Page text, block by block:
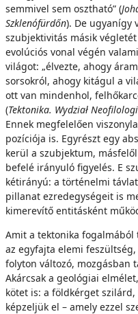
semmivel sem osztható” (
Szklenófürdőn). De ugyanígy
szubjektivitás másik
evolúciós vonal végén
világot: „élvezte, ahogy
sorsokról, ahogy kitágul a
ott van mindenhol,
(Tektonika. Wydział
Ennek megfelelően
pozíciója is. Egyrészt egy
kerül a szubjektum,
befelé irányuló figyelés. E
kétirányú: a történelmi
pillanat ezredegységeit is
kimerevítő entitásként
Amit a tektonika
az egyfajta elemi
folyton változó, mozgásban
Akárcsak a geológiai
kötet is: a földkérget
képzeljük el – amely ezzel